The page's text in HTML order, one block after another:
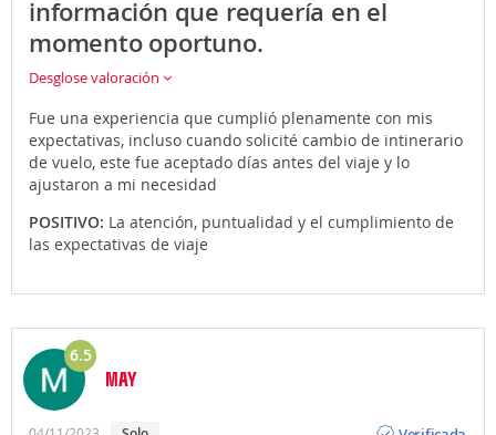
información que requería en el
momento oportuno.
Desglose valoración
Fue una experiencia que cumplió plenamente con mis
expectativas, incluso cuando solicité cambio de intinerario
de vuelo, este fue aceptado días antes del viaje y lo
ajustaron a mi necesidad
POSITIVO: La atención, puntualidad y el cumplimiento de
las expectativas de viaje
6.5
MAY